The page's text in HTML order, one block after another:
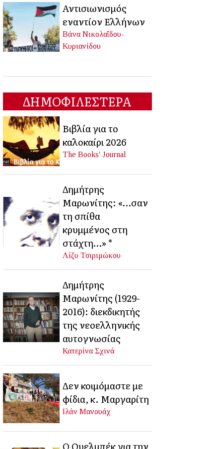
Αντισιωνισμός
εναντίον Ελλήνων
Βάνα Νικολαΐδου-
Κυριανίδου
ΔΗΜΟΦΙΛΕΣΤΕΡΑ
Βιβλία για το
καλοκαίρι 2026
The Books' Journal
Δημήτρης
Μαρωνίτης: «…σαν
τη σπίθα
κρυμμένος στη
στάχτη…» *
Λίζυ Τσιριμώκου
Δημήτρης
Μαρωνίτης (1929-
2016): διεκδικητής
της νεοελληνικής
αυτογνωσίας
Κατερίνα Σχινά
Δεν κοιμόμαστε με
φίδια, κ. Μαργαρίτη
Ιλάν Μανουάχ
Ο Ουελμπέκ για την